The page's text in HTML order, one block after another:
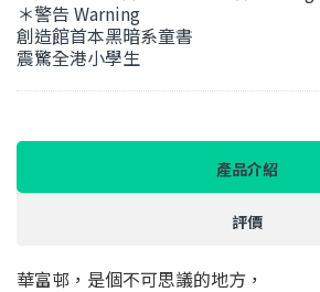
＊警告 Warning
創造館首本黑暗系童書
震驚全港小學生
產品介紹
評價
華富邨，是個不可思議的地方，